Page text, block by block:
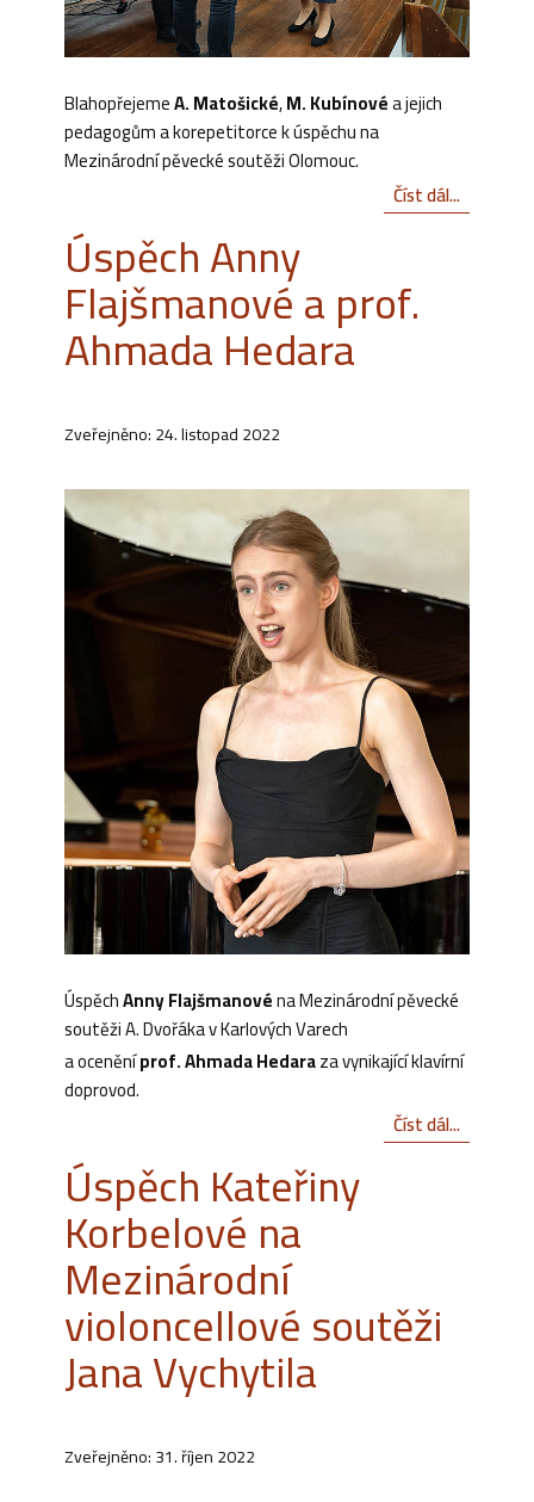
BlahopřejemeA. Matošické,M. Kubínovéa jejich
pedagogům a korepetitorce k úspěchu na
Mezinárodní pěvecké soutěži Olomouc.
Číst dál...
Úspěch Anny
Flajšmanové a prof.
Ahmada Hedara
Zveřejněno: 24. listopad 2022
ÚspěchAnny Flajšmanovéna Mezinárodní pěvecké
soutěži A. Dvořáka v Karlových Varech
a oceněníprof. Ahmada Hedaraza vynikající klavírní
doprovod.
Číst dál...
Úspěch Kateřiny
Korbelové na
Mezinárodní
violoncellové soutěži
Jana Vychytila
Zveřejněno: 31. říjen 2022